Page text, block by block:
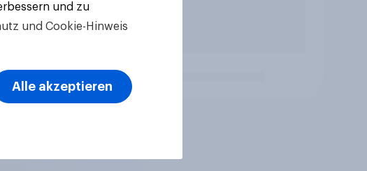
und zu
und Cookie-Hinweis
Alle akzeptieren